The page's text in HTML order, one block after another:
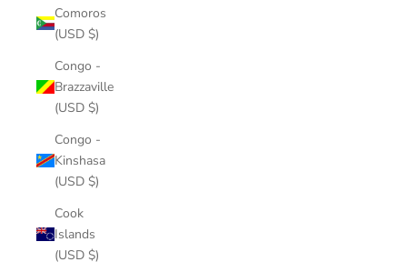
Comoros
(USD $)
Congo -
Brazzaville
(USD $)
Congo -
Kinshasa
(USD $)
Cook
Islands
(USD $)